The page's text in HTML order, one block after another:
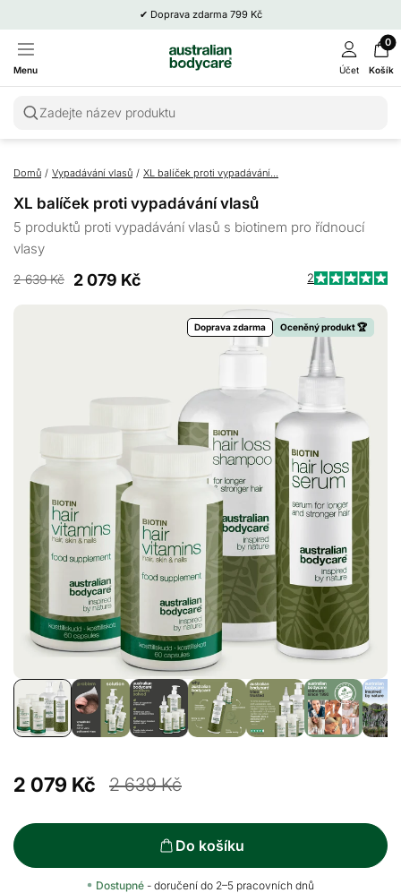
✔ Doprava zdarma 799 Kč
Menu Účet
0
Košík
Zadejte název produktu
Doprava zdarma Oceněný produkt 🏆
Domů / Vypadávání vlasů / XL balíček proti vypadávání...
XL balíček proti vypadávání vlasů
5 produktů proti vypadávání vlasů s biotinem pro řídnoucí
vlasy
2 639 Kč 2 079 Kč
Hodnoceno
z
5
hvězdiček
2
2 079 Kč 2 639 Kč
Do košíku
Dostupné- doručení do 2–5 pracovních dnů